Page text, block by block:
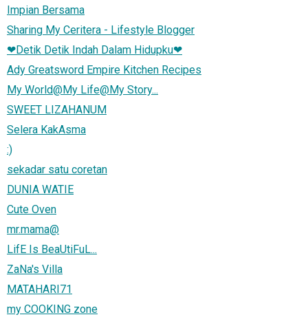
Impian Bersama
Sharing My Ceritera - Lifestyle Blogger
❤Detik Detik Indah Dalam Hidupku❤
Ady Greatsword Empire Kitchen Recipes
My World@My Life@My Story...
SWEET LIZAHANUM
Selera KakAsma
:)
sekadar satu coretan
DUNIA WATIE
Cute Oven
mr.mama@
LifE Is BeaUtiFuL...
ZaNa's Villa
MATAHARI71
my COOKING zone